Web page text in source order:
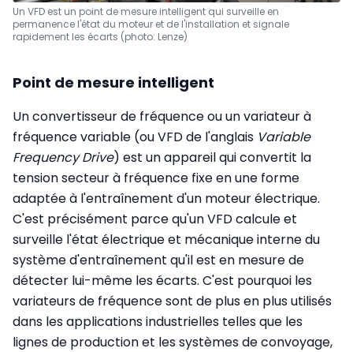
Un VFD est un point de mesure intelligent qui surveille en
permanence l'état du moteur et de l'installation et signale
rapidement les écarts (photo: Lenze)
Point de mesure intelligent
Un convertisseur de fréquence ou un variateur à
fréquence variable (ou VFD de l'anglais Variable
Frequency Drive) est un appareil qui convertit la
tension secteur à fréquence fixe en une forme
adaptée à l'entraînement d'un moteur électrique.
C'est précisément parce qu'un VFD calcule et
surveille l'état électrique et mécanique interne du
système d'entraînement qu'il est en mesure de
détecter lui-même les écarts. C'est pourquoi les
variateurs de fréquence sont de plus en plus utilisés
dans les applications industrielles telles que les
lignes de production et les systèmes de convoyage,